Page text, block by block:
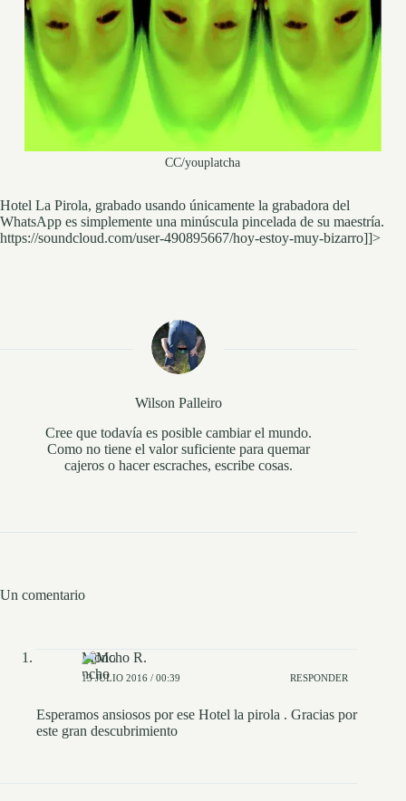
CC/youplatcha
Hotel La Pirola, grabado usando únicamente la grabadora del
WhatsApp es simplemente una minúscula pincelada de su maestría.
https://soundcloud.com/user-490895667/hoy-estoy-muy-bizarro]]>
Wilson Palleiro
Cree que todavía es posible cambiar el mundo.
Como no tiene el valor suficiente para quemar
cajeros o hacer escraches, escribe cosas.
Un comentario
Moncho R.
13 JULIO 2016 / 00:39 RESPONDER
Esperamos ansiosos por ese Hotel la pirola . Gracias por
este gran descubrimiento